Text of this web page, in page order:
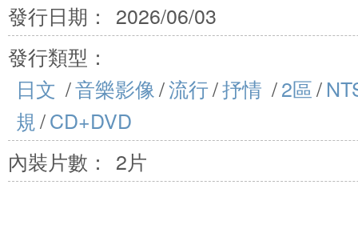
發行日期：
2026/06/03
發行類型：
日文 /音樂影像/流行/抒情 /2區/
規/CD+DVD
內裝片數：
2片